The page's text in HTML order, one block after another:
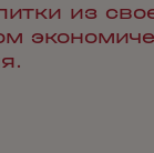
из